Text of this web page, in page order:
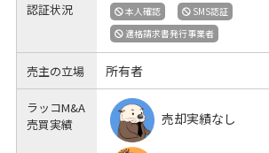
認証状況 本人確認
SMS認証
適格請求書発行事業者
売主の立場 所有者
ラッコM&A
売買実績
売却実績なし